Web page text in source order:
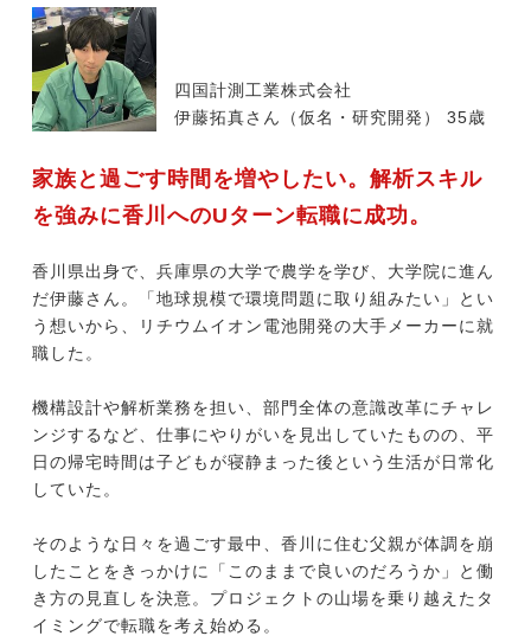
地域の特色
リサーチ
ニュース
メディア紹介実績
今すぐ転職をお考えの方
四国計測工業株式会社
伊藤拓真さん（仮名・研究開発） 35歳
家族と過ごす時間を増やしたい。解析スキル
を強みに香川へのUターン転職に成功。
香川県出身で、兵庫県の大学で農学を学び、大学院に進ん
だ伊藤さん。「地球規模で環境問題に取り組みたい」とい
う想いから、リチウムイオン電池開発の大手メーカーに就
職した。
機構設計や解析業務を担い、部門全体の意識改革にチャレ
ンジするなど、仕事にやりがいを見出していたものの、平
日の帰宅時間は子どもが寝静まった後という生活が日常化
していた。
そのような日々を過ごす最中、香川に住む父親が体調を崩
したことをきっかけに「このままで良いのだろうか」と働
き方の見直しを決意。プロジェクトの山場を乗り越えたタ
イミングで転職を考え始める。